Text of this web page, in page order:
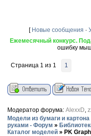
[ Новые сообщения ·
Ежемесячный конкурс.
ошибку
Страница 1 из 1 1
Модератор форума: AlexxD,
Модели из бумаги и
руками - Форум »
Каталог моделей » PK